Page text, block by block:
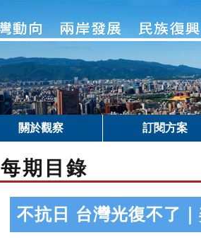
關於觀察 訂閱方案
每期目錄
不抗日 台灣光復不了